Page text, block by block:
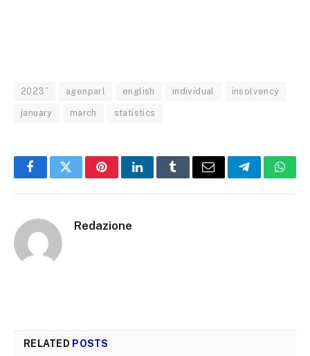
2023” agenparl english individual insolvency
january march statistics
FacebookTwitterPinterestLinkedInTumblrEmail Telegram
Redazione
RELATED POSTS